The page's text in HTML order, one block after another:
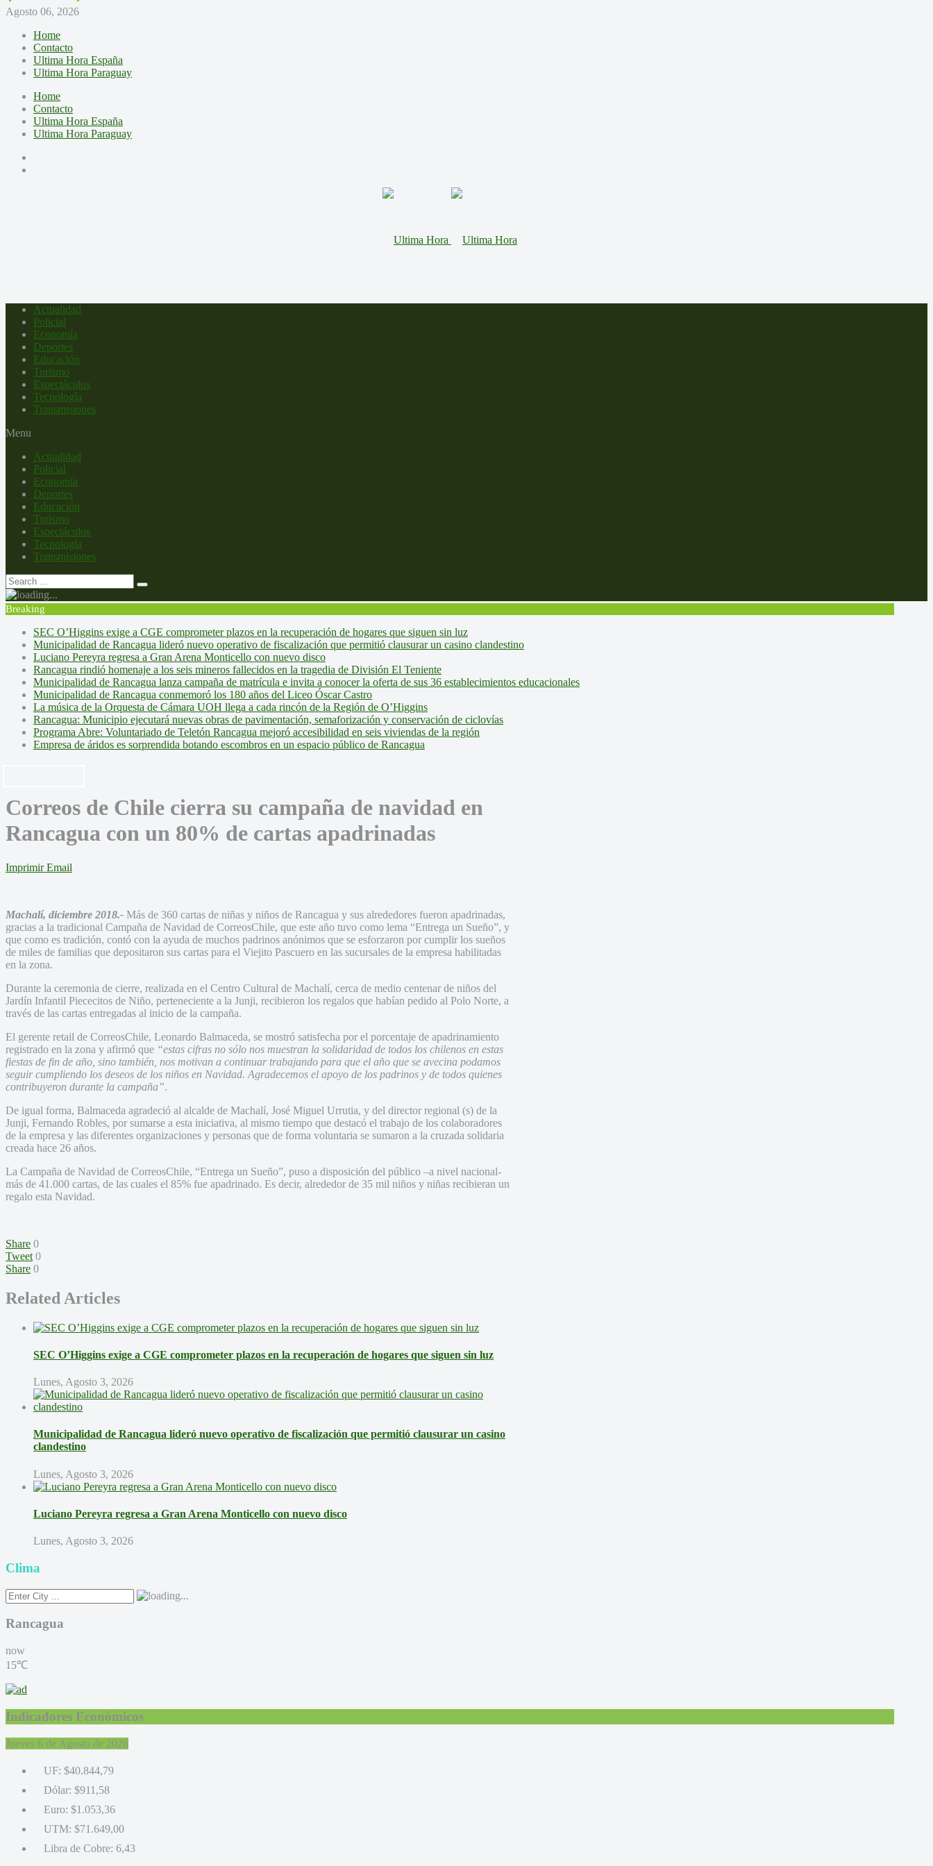
Agosto 06, 2026
Home
Contacto
Ultima Hora España
Ultima Hora Paraguay
Home
Contacto
Ultima Hora España
Ultima Hora Paraguay
Actualidad
Policial
Economía
Deportes
Educación
Turismo
Espectáculos
Tecnología
Transmisiones
Menu
Actualidad
Policial
Economía
Deportes
Educación
Turismo
Espectáculos
Tecnología
Transmisiones
Breaking
SEC O’Higgins exige a CGE comprometer plazos en la recuperación de hogares que siguen sin luz
Municipalidad de Rancagua lideró nuevo operativo de fiscalización que permitió clausurar un casino clandestino
Luciano Pereyra regresa a Gran Arena Monticello con nuevo disco
Rancagua rindió homenaje a los seis mineros fallecidos en la tragedia de División El Teniente
Municipalidad de Rancagua lanza campaña de matrícula e invita a conocer la oferta de sus 36 establecimientos educacionales
Municipalidad de Rancagua conmemoró los 180 años del Liceo Óscar Castro
La música de la Orquesta de Cámara UOH llega a cada rincón de la Región de O’Higgins
Rancagua: Municipio ejecutará nuevas obras de pavimentación, semaforización y conservación de ciclovías
Programa Abre: Voluntariado de Teletón Rancagua mejoró accesibilidad en seis viviendas de la región
Empresa de áridos es sorprendida botando escombros en un espacio público de Rancagua
Correos de Chile cierra su campaña de navidad en
Rancagua con un 80% de cartas apadrinadas
Imprimir Email
Machalí, diciembre 2018.- Más de 360 cartas de niñas y niños de Rancagua y sus alrededores fueron apadrinadas,
gracias a la tradicional Campaña de Navidad de CorreosChile, que este año tuvo como lema “Entrega un Sueño”, y
que como es tradición, contó con la ayuda de muchos padrinos anónimos que se esforzaron por cumplir los sueños
de miles de familias que depositaron sus cartas para el Viejito Pascuero en las sucursales de la empresa habilitadas
en la zona.
Durante la ceremonia de cierre, realizada en el Centro Cultural de Machalí, cerca de medio centenar de niños del
Jardín Infantil Piececitos de Niño, perteneciente a la Junji, recibieron los regalos que habían pedido al Polo Norte, a
través de las cartas entregadas al inicio de la campaña.
El gerente retail de CorreosChile, Leonardo Balmaceda, se mostró satisfecha por el porcentaje de apadrinamiento
registrado en la zona y afirmó que “estas cifras no sólo nos muestran la solidaridad de todos los chilenos en estas
fiestas de fin de año, sino también, nos motivan a continuar trabajando para que el año que se avecina podamos
seguir cumpliendo los deseos de los niños en Navidad. Agradecemos el apoyo de los padrinos y de todos quienes
contribuyeron durante la campaña”.
De igual forma, Balmaceda agradeció al alcalde de Machalí, José Miguel Urrutia, y del director regional (s) de la
Junji, Fernando Robles, por sumarse a esta iniciativa, al mismo tiempo que destacó el trabajo de los colaboradores
de la empresa y las diferentes organizaciones y personas que de forma voluntaria se sumaron a la cruzada solidaria
creada hace 26 años.
La Campaña de Navidad de CorreosChile, “Entrega un Sueño”, puso a disposición del público –a nivel nacional-
más de 41.000 cartas, de las cuales el 85% fue apadrinado. Es decir, alrededor de 35 mil niños y niñas recibieran un
regalo esta Navidad.
Share 0
Tweet 0
Share 0
Related Articles
SEC O’Higgins exige a CGE comprometer plazos en la recuperación de hogares que siguen sin luz
Lunes, Agosto 3, 2026
Municipalidad de Rancagua lideró nuevo operativo de fiscalización que permitió clausurar un casino
clandestino
Lunes, Agosto 3, 2026
Luciano Pereyra regresa a Gran Arena Monticello con nuevo disco
Lunes, Agosto 3, 2026
Clima
Rancagua
now
15℃
Indicadores Económicos
Jueves 6 de Agosto de 2026
UF: $40.844,79
Dólar: $911,58
Euro: $1.053,36
UTM: $71.649,00
Libra de Cobre: 6,43